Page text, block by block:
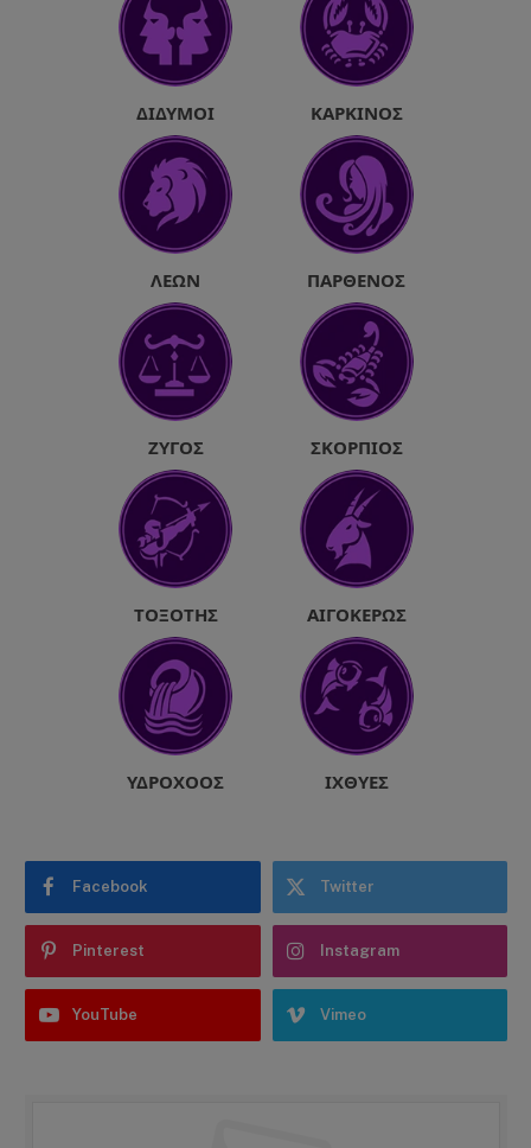
ΔΊΔΥΜΟΙ ΚΑΡΚΊΝΟΣ
ΛΈΩΝ ΠΑΡΘΈΝΟΣ
ΖΥΓΌΣ ΣΚΟΡΠΙΌΣ
ΤΟΞΌΤΗΣ ΑΙΓΌΚΕΡΩΣ
ΥΔΡΟΧΌΟΣ ΙΧΘΎΕΣ
Facebook Twitter
Pinterest Instagram
YouTube Vimeo